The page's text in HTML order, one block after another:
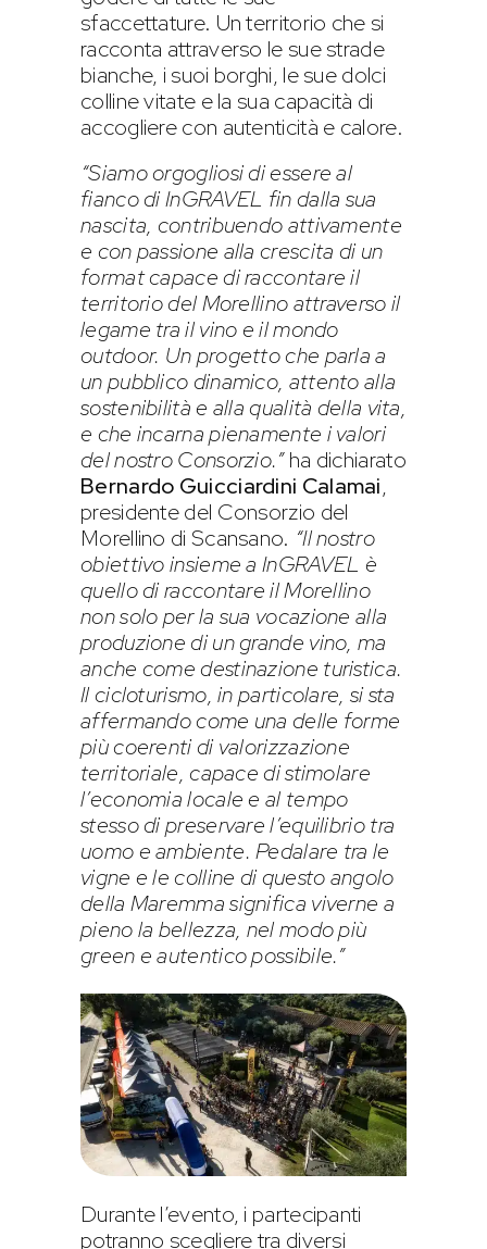
sfaccettature. Un territorio che si
racconta attraverso le sue strade
bianche, i suoi borghi, le sue dolci
colline vitate e la sua capacità di
accogliere con autenticità e calore.
“Siamo orgogliosi di essere al
fianco di InGRAVEL fin dalla sua
nascita, contribuendo attivamente
e con passione alla crescita di un
format capace di raccontare il
territorio del Morellino attraverso il
legame tra il vino e il mondo
outdoor. Un progetto che parla a
un pubblico dinamico, attento alla
sostenibilità e alla qualità della vita,
e che incarna pienamente i valori
del nostro Consorzio.”ha dichiarato
Bernardo Guicciardini Calamai,
presidente del Consorzio del
Morellino di Scansano. “Il nostro
obiettivo insieme a InGRAVEL è
quello di raccontare il Morellino
non solo per la sua vocazione alla
produzione di un grande vino, ma
anche come destinazione turistica.
Il cicloturismo, in particolare, si sta
affermando come una delle forme
più coerenti di valorizzazione
territoriale, capace di stimolare
l’economia locale e al tempo
stesso di preservare l’equilibrio tra
uomo e ambiente. Pedalare tra le
vigne e le colline di questo angolo
della Maremma significa viverne a
pieno la bellezza, nel modo più
green e autentico possibile.”
Durante l’evento, i partecipanti
potranno scegliere tra diversi